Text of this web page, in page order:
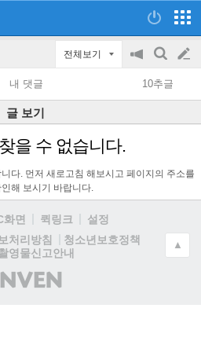
전체보기
공
지
on/off
검
색
글
쓰
기
내 댓글 10추글
글 보기
을 수 없습니다.
다. 먼저 새로고침 해보시고 페이지의 주소를
해 보시기 바랍니다.
화면 퀵링크
설정
처리방침
청소년보호정책
영물신고안내
(주)
인
▲